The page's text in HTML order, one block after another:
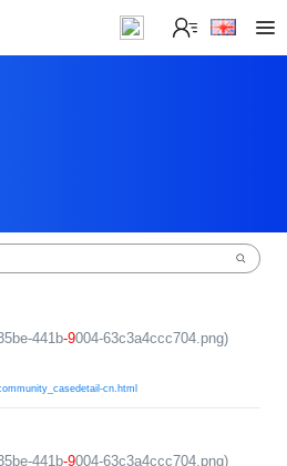
441b-9004-63c3a4ccc704.png)
cn.html
441b-9004-63c3a4ccc704.png)